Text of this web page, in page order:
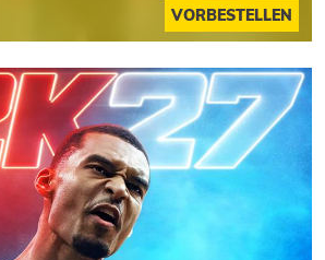
VORBESTELLEN